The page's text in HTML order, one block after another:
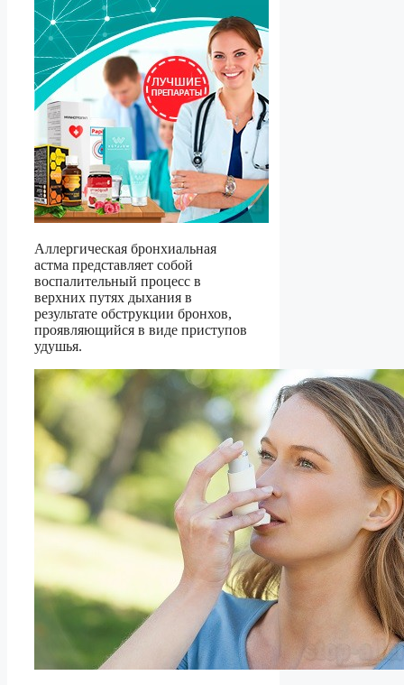
Аллергическая бронхиальная
астма представляет собой
воспалительный процесс в
верхних путях дыхания в
результате обструкции бронхов,
проявляющийся в виде приступов
удушья.